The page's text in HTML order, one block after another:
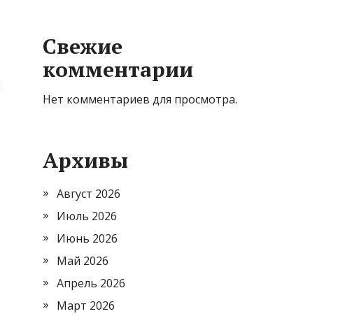
Свежие
комментарии
Нет комментариев для просмотра.
Архивы
Август 2026
Июль 2026
Июнь 2026
Май 2026
Апрель 2026
Март 2026